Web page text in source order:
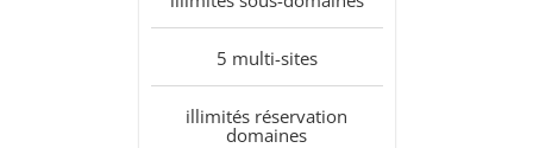
5 multi-sites
illimités réservation
domaines